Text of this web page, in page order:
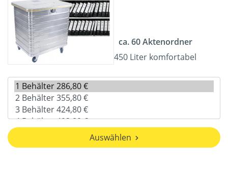
ca. 60 Aktenordner
450 Liter komfortabel
Auswählen